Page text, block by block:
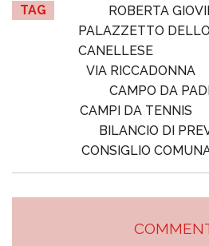
TAG
ROBERTA
PALAZZETTO
CANELLESE
VIA RICCADONNA
CAMPO DA
CAMPI DA TENNIS
BILANCIO DI
CONSIGLIO